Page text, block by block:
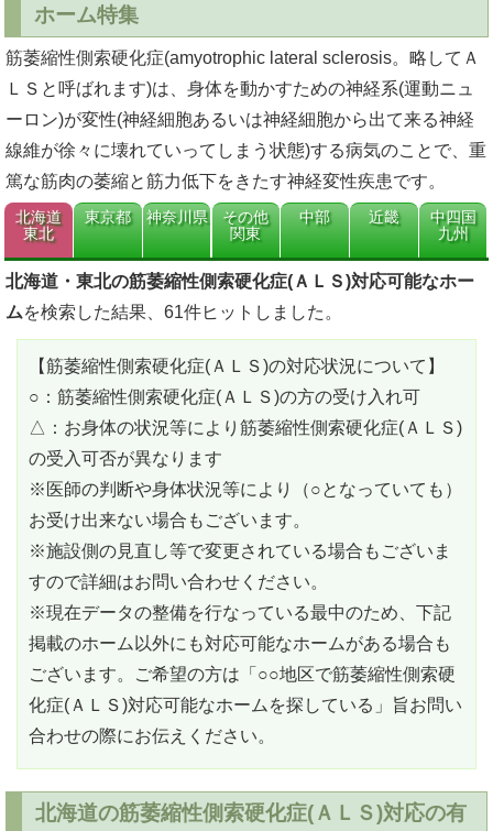
ホーム特集
筋萎縮性側索硬化症(amyotrophic lateral sclerosis。略してＡ
ＬＳと呼ばれます)は、身体を動かすための神経系(運動ニュ
ーロン)が変性(神経細胞あるいは神経細胞から出て来る神経
線維が徐々に壊れていってしまう状態)する病気のことで、重
篤な筋肉の萎縮と筋力低下をきたす神経変性疾患です。
北海道
東北
東京都 神奈川県
その他
関東
中部 近畿
中四国
九州
北海道・東北の筋萎縮性側索硬化症(ＡＬＳ)対応可能なホー
ムを検索した結果、61件ヒットしました。
【筋萎縮性側索硬化症(ＡＬＳ)の対応状況について】
○：筋萎縮性側索硬化症(ＡＬＳ)の方の受け入れ可
△：お身体の状況等により筋萎縮性側索硬化症(ＡＬＳ)
の受入可否が異なります
※医師の判断や身体状況等により（○となっていても）
お受け出来ない場合もございます。
※施設側の見直し等で変更されている場合もございま
すので詳細はお問い合わせください。
※現在データの整備を行なっている最中のため、下記
掲載のホーム以外にも対応可能なホームがある場合も
ございます。ご希望の方は「○○地区で筋萎縮性側索硬
化症(ＡＬＳ)対応可能なホームを探している」旨お問い
合わせの際にお伝えください。
北海道の筋萎縮性側索硬化症(ＡＬＳ)対応の有